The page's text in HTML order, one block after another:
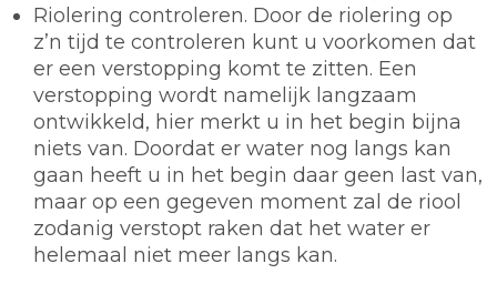
Riolering controleren. Door de riolering op
z’n tijd te controleren kunt u voorkomen dat
er een verstopping komt te zitten. Een
verstopping wordt namelijk langzaam
ontwikkeld, hier merkt u in het begin bijna
niets van. Doordat er water nog langs kan
gaan heeft u in het begin daar geen last van,
maar op een gegeven moment zal de riool
zodanig verstopt raken dat het water er
helemaal niet meer langs kan.